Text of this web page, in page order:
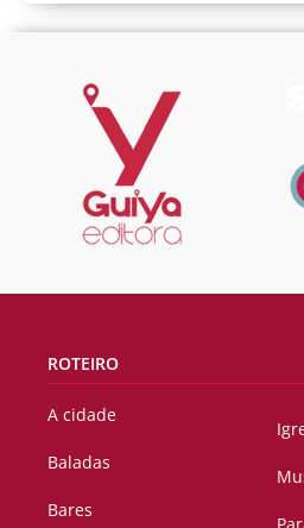
ROTEIRO
A cidade
Baladas
Bares